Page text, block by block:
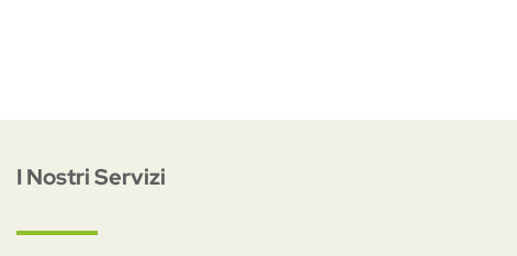
I Nostri Servizi